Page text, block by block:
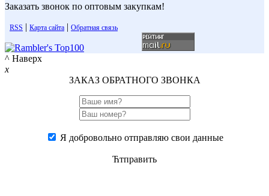
Заказать звонок по оптовым закупкам!
RSS | Карта сайта | Обратная связь
^ Наверх
x
ЗАКАЗ ОБРАТНОГО ЗВОНКА
Я добровольно отправляю свои данные
Ћтправить